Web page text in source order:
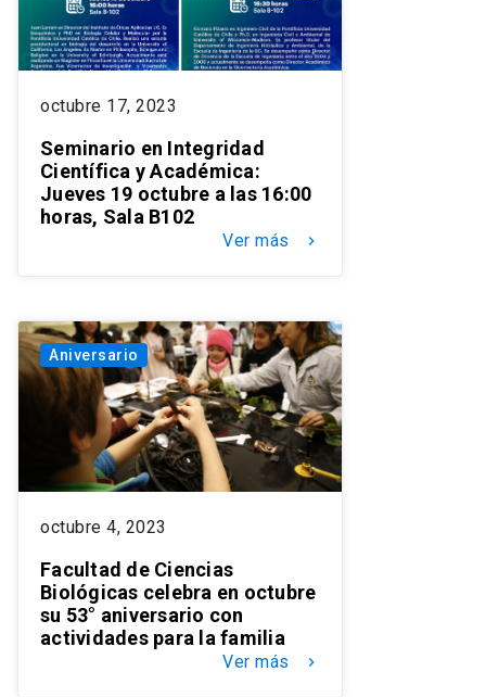
octubre 17, 2023
Seminario en Integridad
Científica y Académica:
Jueves 19 octubre a las 16:00
horas, Sala B102
Ver más keyboard_arrow_right
Aniversario
octubre 4, 2023
Facultad de Ciencias
Biológicas celebra en octubre
su 53° aniversario con
actividades para la familia
Ver más keyboard_arrow_right